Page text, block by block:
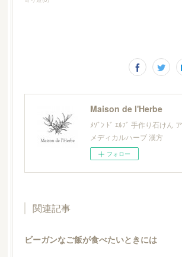
Maison de l'Herbe
ﾒｿﾞﾝ ﾄﾞ ｴﾙﾌﾞ 手作り石けん
メディカルハーブ 漢方
フォロー
関連記事
ビーガンなご飯が食べたいときには